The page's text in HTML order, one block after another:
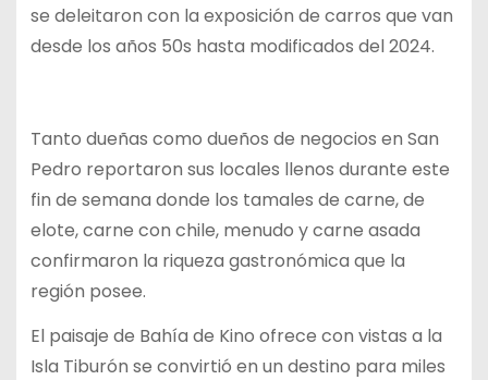
se deleitaron con la exposición de carros que van
desde los años 50s hasta modificados del 2024.
Tanto dueñas como dueños de negocios en San
Pedro reportaron sus locales llenos durante este
fin de semana donde los tamales de carne, de
elote, carne con chile, menudo y carne asada
confirmaron la riqueza gastronómica que la
región posee.
El paisaje de Bahía de Kino ofrece con vistas a la
Isla Tiburón se convirtió en un destino para miles